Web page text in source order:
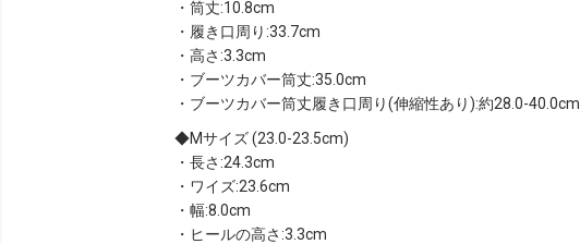
・筒丈:10.8cm
・履き口周り:33.7cm
・高さ:3.3cm
・ブーツカバー筒丈:35.0cm
・ブーツカバー筒丈履き口周り(伸縮性あり):約28.0-40.0cm
Mサイズ (23.0-23.5cm)
・長さ:24.3cm
・ワイズ:23.6cm
・幅:8.0cm
・ヒールの高さ:3.3cm